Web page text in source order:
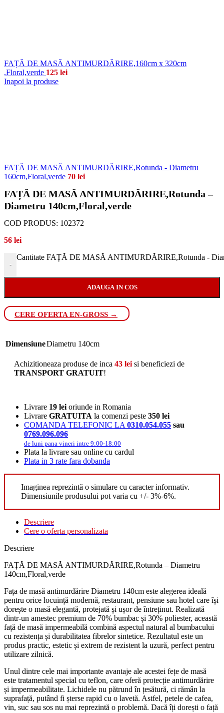
FAȚĂ DE MASĂ ANTIMURDĂRIRE,160cm x 320cm
,Floral,verde 125 lei
Inapoi la produse
FAȚĂ DE MASĂ ANTIMURDĂRIRE,Rotunda - Diametru
160cm,Floral,verde 70 lei
FAȚĂ DE MASĂ ANTIMURDĂRIRE,Rotunda –
Diametru 140cm,Floral,verde
COD PRODUS: 102372
56 lei
-
Cantitate FAȚĂ DE MASĂ ANTIMURDĂRIRE,Rotunda -
ADAUGA IN COS
CERE OFERTA EN-GROSS →
DimensiuneDiametru 140cm
Achizitioneaza produse de inca 43 lei si beneficiezi de
TRANSPORT GRATUIT!
Livrare 19 lei oriunde in Romania
Livrare GRATUITA la comenzi peste 350 lei
COMANDA TELEFONIC LA 0310.054.055 sau
0769.096.096
de luni pana vineri intre 9:00-18:00
Plata la livrare sau online cu cardul
Plata in 3 rate fara dobanda
Imaginea reprezintă o simulare cu caracter informativ.
Dimensiunile produsului pot varia cu +/- 3%-6%.
Descriere
Cere o oferta personalizata
Descriere
FAȚĂ DE MASĂ ANTIMURDĂRIRE,Rotunda – Diametru
140cm,Floral,verde
Fața de masă antimurdărire Diametru 140cm este alegerea ideală
pentru orice locuință modernă, restaurant, pensiune sau hotel care își
dorește o masă elegantă, protejată și ușor de întreținut. Realizată
dintr-un amestec premium de 70% bumbac și 30% poliester, această
față de masă impermeabilă combină aspectul natural al bumbacului
cu rezistența și durabilitatea fibrelor sintetice. Rezultatul este un
produs practic, estetic și extrem de rezistent la uzură, perfect pentru
utilizare zilnică.
Unul dintre cele mai importante avantaje ale acestei fețe de masă
este tratamentul special cu teflon, care oferă protecție antimurdărire
și impermeabilitate. Lichidele nu pătrund în țesătură, ci rămân la
suprafață, putând fi șterse rapid cu o lavetă. Astfel, petele de cafea,
vin, suc sau sos nu mai reprezintă o problemă. Dacă îți dorești o față